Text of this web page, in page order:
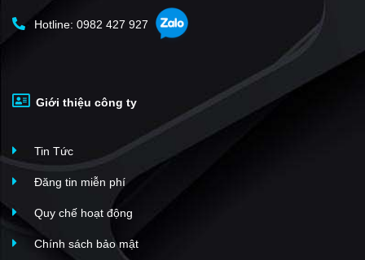
Hotline: 0982 427 927
Giới thiệu công ty
Tin Tức
Đăng tin miễn phí
Quy chế hoạt động
Chính sách bảo mật